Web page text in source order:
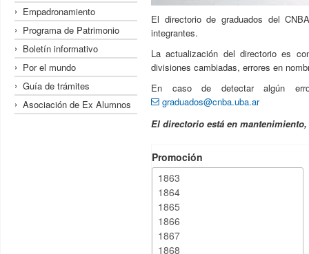
Empadronamiento
Programa de Patrimonio
Boletín informativo
Por el mundo
Guía de trámites
Asociación de Ex Alumnos
El directorio de graduados del
integrantes.
La actualización del directorio es
divisiones cambiadas, errores en
En caso de detectar algún
graduados@cnba.uba.ar
El directorio está en
Promoción